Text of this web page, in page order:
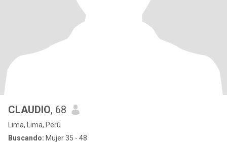
CLAUDIO, 68
Lima, Lima, Perú
Buscando: Mujer 35 - 48